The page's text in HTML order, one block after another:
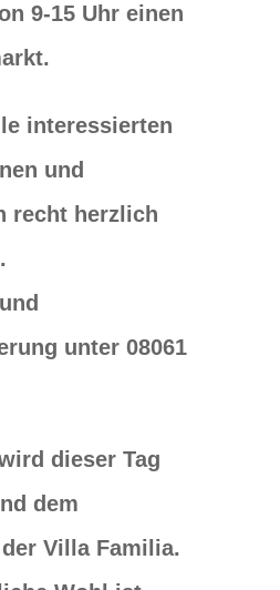
9-15 Uhr einen
interessierten
und
recht herzlich
unter 08061
dieser Tag
dem
Villa Familia.